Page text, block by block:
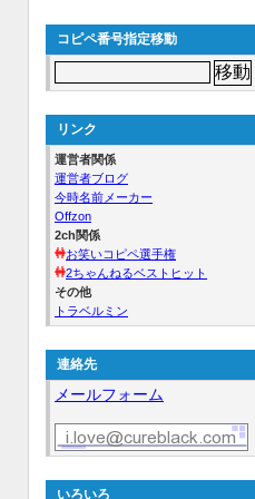
コピペ番号指定移動
リンク
運営者関係
運営者ブログ
今時名前メーカー
Offzon
2ch関係
お笑いコピペ選手権
2ちゃんねるベストヒット
その他
トラベルミン
連絡先
メールフォーム
いろいろ